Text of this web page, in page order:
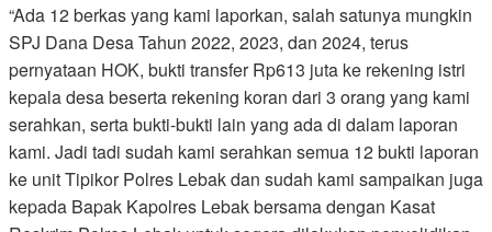
“Ada 12 berkas yang kami laporkan, salah satunya mungkin
SPJ Dana Desa Tahun 2022, 2023, dan 2024, terus
pernyataan HOK, bukti transfer Rp613 juta ke rekening istri
kepala desa beserta rekening koran dari 3 orang yang kami
serahkan, serta bukti-bukti lain yang ada di dalam laporan
kami. Jadi tadi sudah kami serahkan semua 12 bukti laporan
ke unit Tipikor Polres Lebak dan sudah kami sampaikan juga
kepada Bapak Kapolres Lebak bersama dengan Kasat